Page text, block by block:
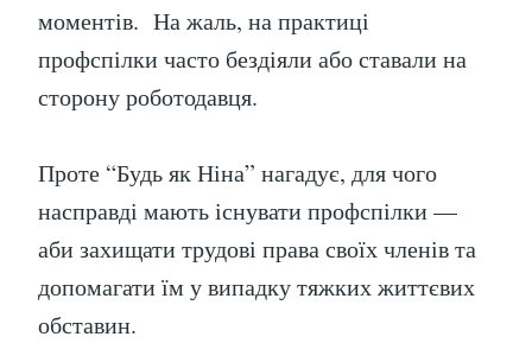
моментів. На жаль, на практиці
профспілки часто бездіяли або ставали на
сторону роботодавця.
Проте “Будь як Ніна” нагадує, для чого
насправді мають існувати профспілки —
аби захищати трудові права своїх членів та
допомагати їм у випадку тяжких життєвих
обставин.